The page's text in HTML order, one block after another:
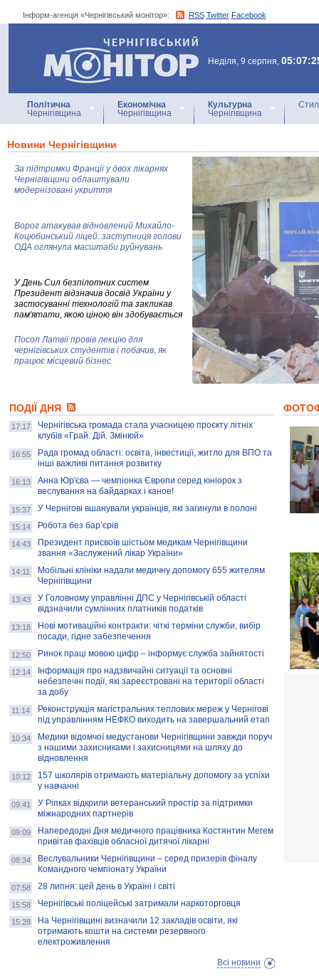
Інформ-агенція «Чернігівський монітор»: RSS Twitter Facebook
Інформ-агенція
«Чернігівський монітор»
Неділя, 9 серпня,
Політична
Чернігівщина
Економічна
Чернігівщина
Культурна
Чернігівщина
Новини Чернігівщини
За підтримки Франції у двох лікарнях
Чернігівщини облаштували
модернізовані укриття
Ворог атакував відновлений Михайло-
Коцюбинський ліцей: заступниця голови
ОДА оглянула масштаби руйнувань
У День Сил безпілотних систем
Президент відзначив досвід України у
застосуванні технологій та закликав
пам'ятати, якою ціною він здобувається
Посол Латвії провів лекцію для
чернігівських студентів і побачив, як
працює місцевий бізнес
колекцію про війну, емоції та тварин
AB InBev Efes Україна підтримала
навчальний проєкт "Молодіжна бізнес-
школа", спрямований на розвиток
підприємництва у Чернігівській області
Золота тварина: видання Forbes
написало про чернігівця Патрона: хто і
скільки на ньому заробляє? І куди
витрачають?
ПОДІЇ ДНЯ
17:17
Чернігівська громада стала учасницею проєкту літніх
клубів «Грай. Дій. Змінюй»
16:55
Рада громад області: освіта, інвестиції, житло для ВПО та
інші важливі питання розвитку
16:13
Анна Юр'єва — чемпіонка Європи серед юніорок з
веслування на байдарках і каное!
15:37 У Чернігові вшанували українців, які загинули в полоні
15:14 Робота без бар’єрів
14:43
Президент присвоїв шістьом медикам Чернігівщини
звання «Заслужений лікар України»
14:11
Мобільні клініки надали медичну допомогу 655 жителям
Чернігівщини
13:43
У Головному управлінні ДПС у Чернігівській області
відзначили сумлінних платників податків
13:18
Нові мотиваційні контракти: чіткі терміни служби, вибір
посади, гідне забезпечення
12:50 Ринок праці мовою цифр – інформує служба зайнятості
12:14
Інформація про надзвичайні ситуації та основні
небезпечні події, які зареєстровані на території області
за добу
11:14
Реконструкція магістральних теплових мереж у Чернігові
під управлінням НЕФКО виходить на завершальний етап
10:34
Медики відомчої медустанови Чернігівщини завжди поруч
з нашими захисниками і захисницями на шляху до
відновлення
10:12
157 школярів отримають матеріальну допомогу за успіхи
у навчанні
09:41
У Ріпках відкрили ветеранський простір за підтримки
міжнародних партнерів
09:09
Напередодні Дня медичного працівника Костянтин Мегем
привітав фахівців обласної дитячої лікарні
08:34
Веслувальники Чернігівщини – серед призерів фіналу
Командного чемпіонату України
07:58 28 липня: цей день в Україні і світі
15:58 Чернігівські поліцейські затримали наркоторговця
15:28
На Чернігівщині визначили 12 закладів освіти, які
отримають кошти на системи резервного
електроживлення
Всі новини